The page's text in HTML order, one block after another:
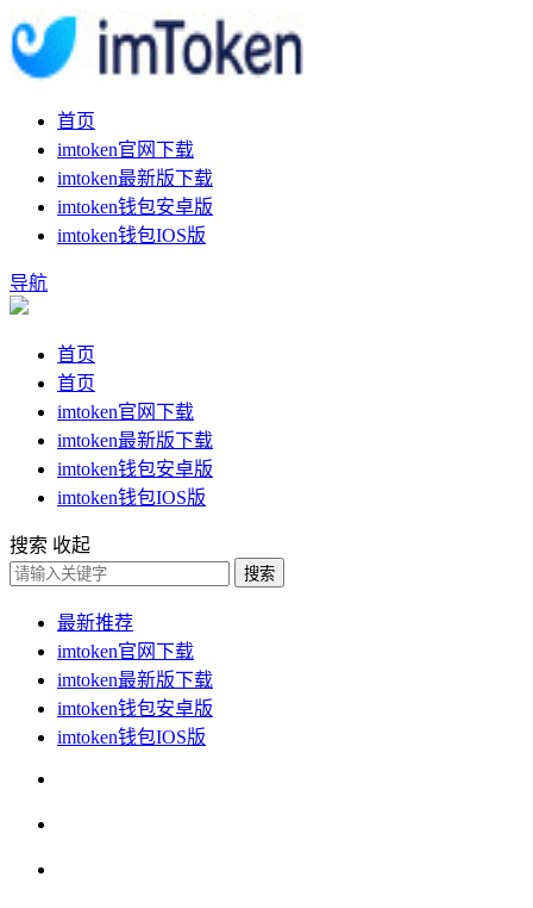
首页
imtoken官网下载
imtoken最新版下载
imtoken钱包安卓版
imtoken钱包IOS版
导航
首页
首页
imtoken官网下载
imtoken最新版下载
imtoken钱包安卓版
imtoken钱包IOS版
搜索 收起
搜索
最新推荐
imtoken官网下载
imtoken最新版下载
imtoken钱包安卓版
imtoken钱包IOS版